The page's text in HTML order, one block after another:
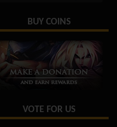
BUY COINS
VOTE FOR US